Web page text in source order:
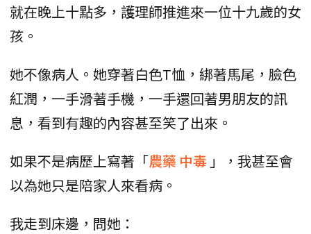
就在晚上十點多，護理師推進來一位十九歲的女
孩。
她不像病人。她穿著白色T恤，綁著馬尾，臉色
紅潤，一手滑著手機，一手還回著男朋友的訊
息，看到有趣的內容甚至笑了出來。
如果不是病歷上寫著「農藥 中毒 」，我甚至會
以為她只是陪家人來看病。
我走到床邊，問她：